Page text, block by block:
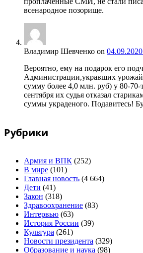
всенародное позорище.
Владимир Шевченко on
Вероятно, ему на подарок его
Администрации,укравших урожай
сумму более 4,0 млн. руб) у 80-70-
сентября их судья отказал
суммы украденого. Подавитесь!
Рубрики
Армия и ВПК (252)
В мире (101)
Главная новость (4 664)
Дети (41)
Закон (318)
Здравоохранение (83)
Интервью (63)
История России (39)
Культура (261)
Новости президента (329)
Образование и наука (98)